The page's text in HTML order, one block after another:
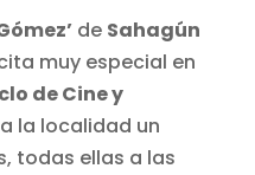
de Sahagún
muy especial en
de Cine y
la localidad un
todas ellas a las